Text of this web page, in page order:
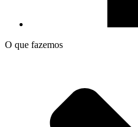
O que fazemos